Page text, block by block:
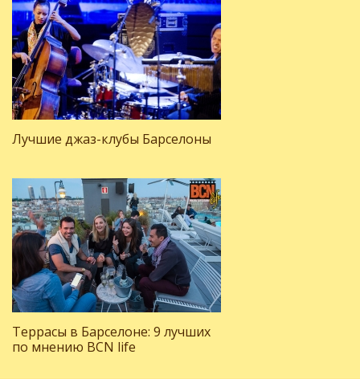
Лучшие джаз-клубы Барселоны
Террасы в Барселоне: 9 лучших
по мнению BCN life